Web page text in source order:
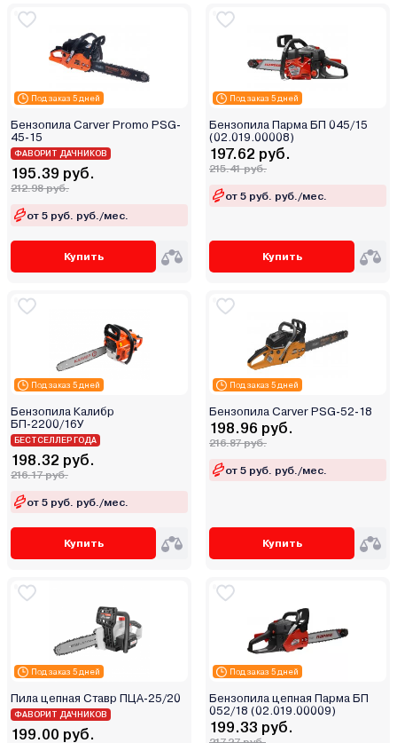
Heger
Hitachi
Holzfforma
Homelite
Horex
Husqvarna (Хускварна)
Hyundai
Jonred
Lider
Lifan
Makita
Maxcut
MaxPiler
MG
Oasis
Partisan
Partner
Patriot
Procraft
Profipower
Под заказ 5 дней
Бензопила Carver Promo PSG-
45-15
ФАВОРИТ ДАЧНИКОВ
195.39 руб.
212.98 руб.
от 5 руб. руб./мес.
Купить
Под заказ 5 дней
Бензопила Парма БП 045/15
(02.019.00008)
197.62 руб.
215.41 руб.
от 5 руб. руб./мес.
Купить
Под заказ 5 дней
Бензопила Калибр
БП-2200/16У
БЕСТСЕЛЛЕР ГОДА
198.32 руб.
216.17 руб.
от 5 руб. руб./мес.
Купить
Под заказ 5 дней
Бензопила Carver PSG-52-18
198.96 руб.
216.87 руб.
от 5 руб. руб./мес.
Купить
Под заказ 5 дней
Пила цепная Ставр ПЦА-25/20
ФАВОРИТ ДАЧНИКОВ
199.00 руб.
Под заказ 5 дней
Бензопила цепная Парма БП
052/18 (02.019.00009)
199.33 руб.